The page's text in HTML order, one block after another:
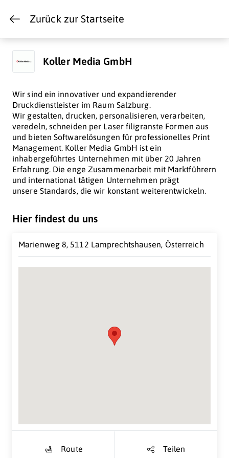
Zurück zur Startseite
Koller Media GmbH
Wir sind ein innovativer und expandierender
Druckdienstleister im Raum Salzburg.
Wir gestalten, drucken, personalisieren, verarbeiten,
veredeln, schneiden per Laser filigranste Formen aus
und bieten Softwarelösungen für professionelles Print
Management. Koller Media GmbH ist ein
inhabergeführtes Unternehmen mit über 20 Jahren
Erfahrung. Die enge Zusammenarbeit mit Marktführern
und international tätigen Unternehmen prägt
unsere Standards, die wir konstant weiterentwickeln.
Hier findest du uns
Marienweg 8, 5112 Lamprechtshausen, Österreich
Route Teilen